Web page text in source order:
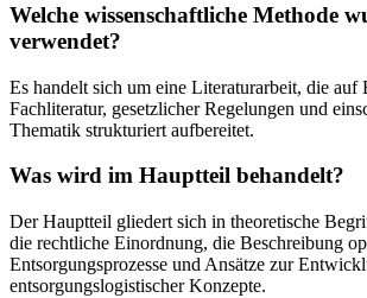
Welche wissenschaftliche Methode
verwendet?
Es handelt sich um eine Literaturarbeit, die auf
Fachliteratur, gesetzlicher Regelungen und
Thematik strukturiert aufbereitet.
Was wird im Hauptteil behandelt?
Der Hauptteil gliedert sich in theoretische
die rechtliche Einordnung, die Beschreibung
Entsorgungsprozesse und Ansätze zur
entsorgungslogistischer Konzepte.